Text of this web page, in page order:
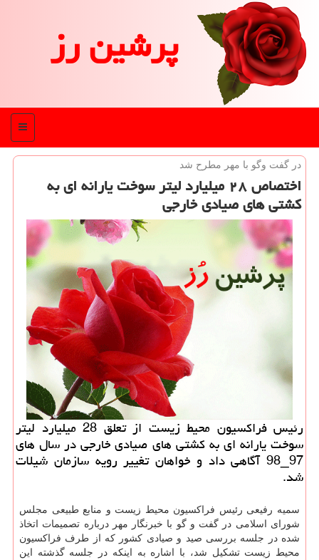
پرشین رز
منو
در گفت وگو با مهر مطرح شد
اختصاص ۲۸ میلیارد لیتر سوخت یارانه ای به
كشتی های صیادی خارجی
رئیس فراكسیون محیط زیست از تعلق 28 میلیارد لیتر
سوخت یارانه ای به كشتی های صیادی خارجی در سال های
97_98 آگاهی داد و خواهان تغییر رویه سازمان شیلات
شد.
سمیه رفیعی رئیس فراکسیون محیط زیست و منابع طبیعی مجلس
شورای اسلامی در گفت و گو با خبرنگار مهر درباره تصمیمات اتخاذ
شده در جلسه بررسی صید و صیادی کشور که از طرف فراکسیون
محیط زیست تشکیل شد، با اشاره به اینکه در جلسه گذشته این